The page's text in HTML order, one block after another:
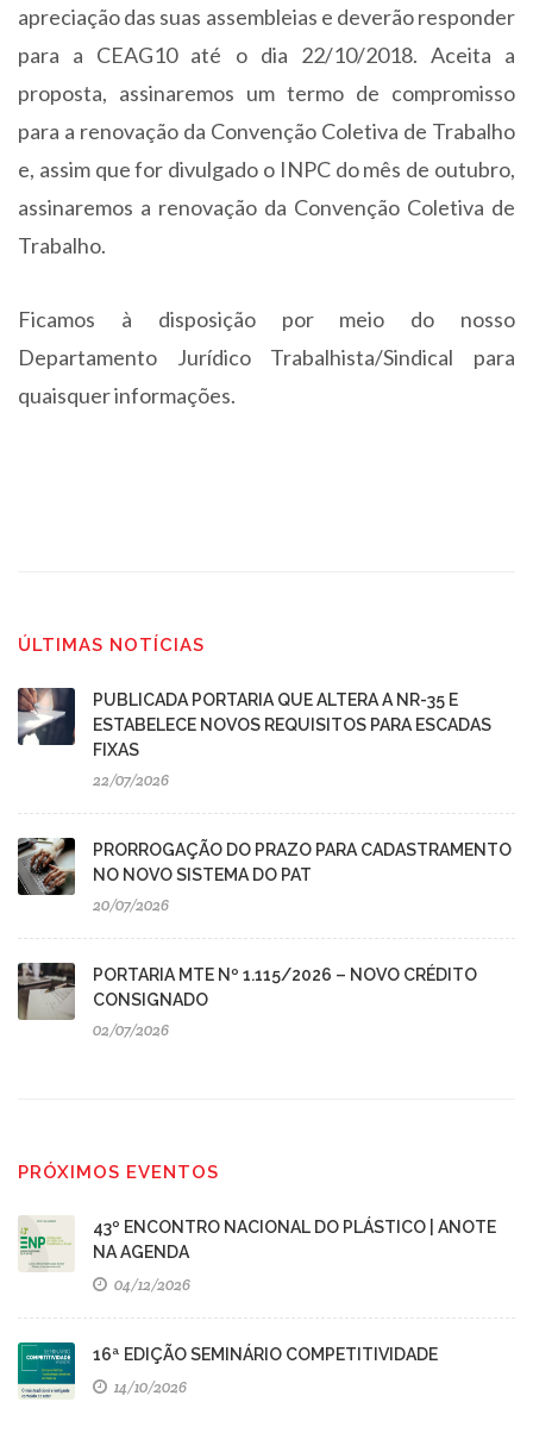
apreciação das suas assembleias e deverão responder
para a CEAG10 até o dia 22/10/2018. Aceita a
proposta, assinaremos um termo de compromisso
para a renovação da Convenção Coletiva de Trabalho
e, assim que for divulgado o INPC do mês de outubro,
assinaremos a renovação da Convenção Coletiva de
Trabalho.
Ficamos à disposição por meio do nosso
Departamento Jurídico Trabalhista/Sindical para
quaisquer informações.
ÚLTIMAS NOTÍCIAS
PUBLICADA PORTARIA QUE ALTERA A NR-35 E
ESTABELECE NOVOS REQUISITOS PARA ESCADAS
FIXAS
22/07/2026
PRORROGAÇÃO DO PRAZO PARA CADASTRAMENTO
NO NOVO SISTEMA DO PAT
20/07/2026
PORTARIA MTE Nº 1.115/2026 – NOVO CRÉDITO
CONSIGNADO
02/07/2026
PRÓXIMOS EVENTOS
43º ENCONTRO NACIONAL DO PLÁSTICO | ANOTE
NA AGENDA
04/12/2026
16ª EDIÇÃO SEMINÁRIO COMPETITIVIDADE
14/10/2026